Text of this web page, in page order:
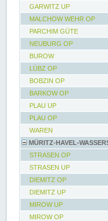
GARWITZ UP
MALCHOW WEHR OP
PARCHIM GÜTE
NEUBURG OP
BUROW
LÜBZ OP
BOBZIN OP
BARKOW OP
PLAU UP
PLAU OP
WAREN
MÜRITZ-HAVEL-
STRASEN OP
STRASEN UP
DIEMITZ OP
DIEMITZ UP
MIROW UP
MIROW OP